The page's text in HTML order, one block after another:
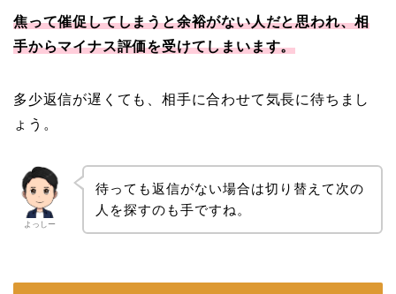
焦って催促してしまうと余裕がない人だと思われ、相
手からマイナス評価を受けてしまいます。
多少返信が遅くても、相手に合わせて気長に待ちまし
ょう。
よっしー
待っても返信がない場合は切り替えて次の
人を探すのも手ですね。